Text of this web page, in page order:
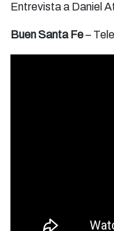
Entrevista a Daniel
Buen Santa Fe–